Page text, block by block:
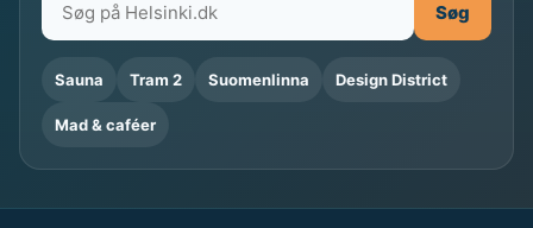
Søg
Sauna Tram 2 Suomenlinna Design District
Mad & caféer